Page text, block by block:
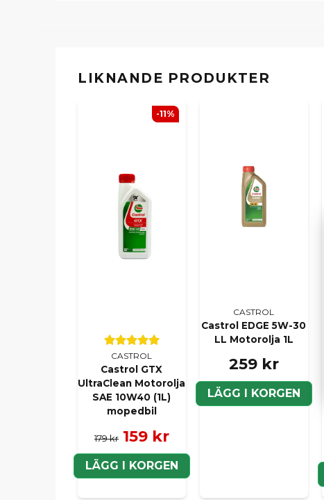
LIKNANDE PRODUKTER
CASTROL
Castrol GTX
UltraClean Motorolja
SAE 10W40 (1L)
mopedbil
179 kr 159 kr
LÄGG I KORGEN
-11%
CASTROL
Castrol EDGE 5W-30
LL Motorolja 1L
259 kr
LÄGG I KORGEN